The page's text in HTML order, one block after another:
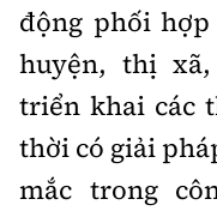
động phối
huyện, thị
triển khai các
thời có giải
mắc trong